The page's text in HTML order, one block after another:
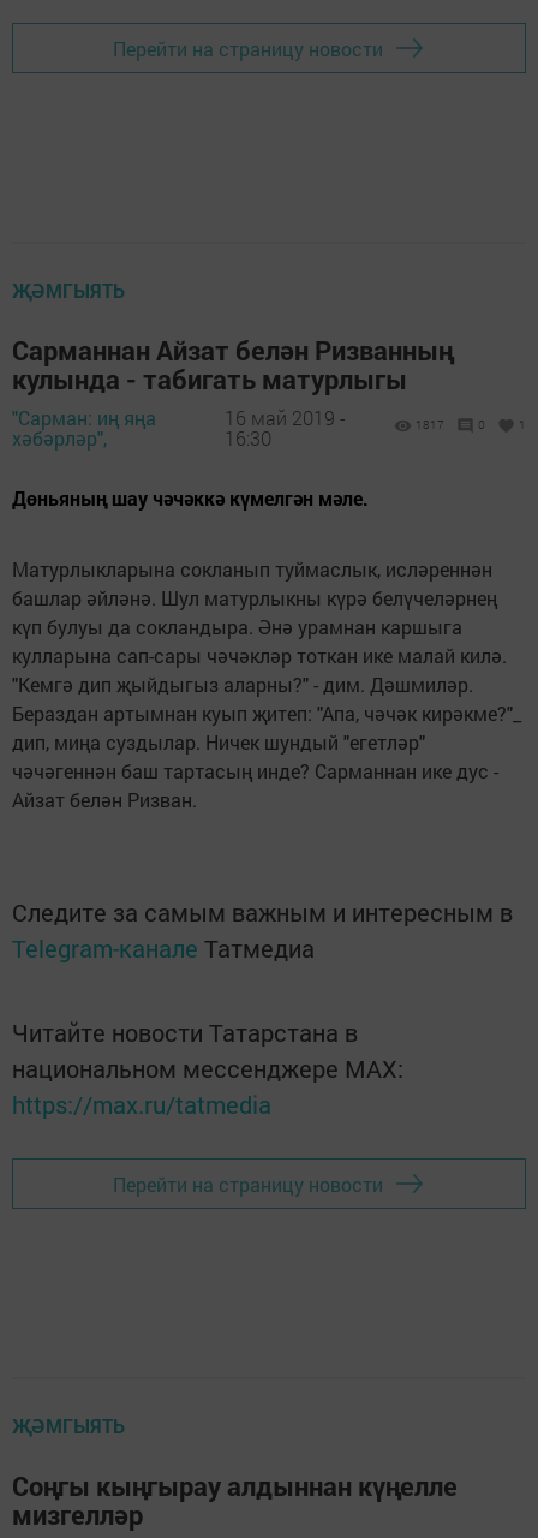
Перейти на страницу новости
ҖӘМГЫЯТЬ
Сарманнан Айзат белән Ризванның
кулында - табигать матурлыгы
"Сарман: иң яңа
хәбәрләр",
16 май 2019 -
16:30
1817 0 1
Дөньяның шау чәчәккә күмелгән мәле.
Матурлыкларына сокланып туймаслык, исләреннән
башлар әйләнә. Шул матурлыкны күрә белүчеләрнең
күп булуы да сокландыра. Әнә урамнан каршыга
кулларына сап-сары чәчәкләр тоткан ике малай килә.
"Кемгә дип җыйдыгыз аларны?" - дим. Дәшмиләр.
Бераздан артымнан куып җитеп: "Апа, чәчәк кирәкме?"_
дип, миңа суздылар. Ничек шундый "егетләр"
чәчәгеннән баш тартасың инде? Сарманнан ике дус -
Айзат белән Ризван.
Следите за самым важным и интересным в
Telegram-канале Татмедиа
Читайте новости Татарстана в
национальном мессенджере MАХ:
https://max.ru/tatmedia
Перейти на страницу новости
ҖӘМГЫЯТЬ
Соңгы кыңгырау алдыннан күңелле
мизгелләр